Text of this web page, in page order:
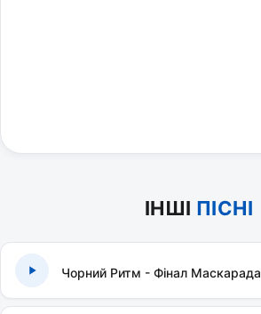
ІНШІ ПІСНІ
Чорний Ритм - Фінал Маскарада